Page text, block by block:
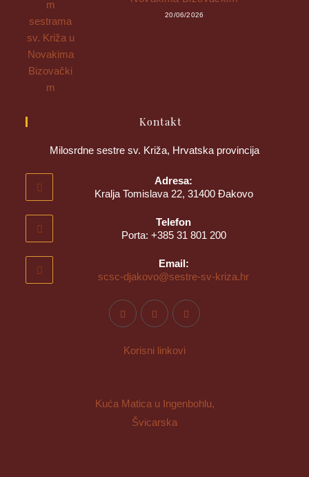
20/06/2026
Kontakt
Milosrdne sestre sv. Križa, Hrvatska provincija
Adresa:
Kralja Tomislava 22, 31400 Đakovo
Telefon
Porta: +385 31 801 200
Email:
scsc-djakovo@sestre-sv-kriza.hr
Korisni linkovi
Kuća Matica u Ingenbohlu,
Švicarska